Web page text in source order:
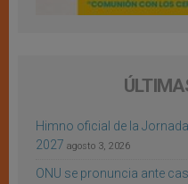
Himno oficial de la
2027 agosto 3, 2026
ONU se pronuncia ante